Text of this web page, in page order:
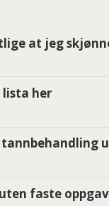
at jeg
lista her
tannbehandling
faste